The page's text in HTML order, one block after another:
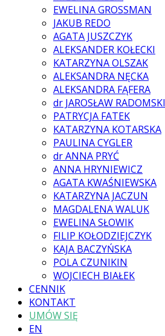
EWELINA GROSSMAN
JAKUB REDO
AGATA JUSZCZYK
ALEKSANDER KOŁECKI
KATARZYNA OLSZAK
ALEKSANDRA NĘCKA
ALEKSANDRA FĄFERA
dr JAROSŁAW RADOMSKI
PATRYCJA FATEK
KATARZYNA KOTARSKA
PAULINA CYGLER
dr ANNA PRYĆ
ANNA HRYNIEWICZ
AGATA KWAŚNIEWSKA
KATARZYNA JACZUN
MAGDALENA WALUK
EWELINA SŁOWIK
FILIP KOŁODZIEJCZYK
KAJA BACZYŃSKA
POLA CZUNIKIN
WOJCIECH BIAŁEK
CENNIK
KONTAKT
UMÓW SIĘ
EN